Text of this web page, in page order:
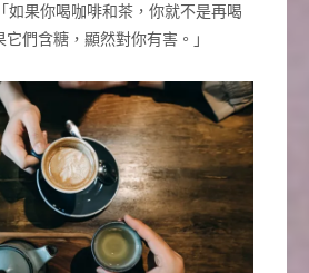
果你喝咖啡和茶，你就不是再喝
們含糖，顯然對你有害。」